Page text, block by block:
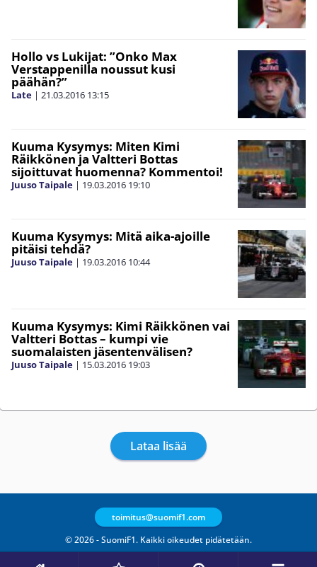
Hollo vs Lukijat: ”Onko Max
Verstappenilla noussut kusi
päähän?”
Late | 21.03.2016 13:15
Kuuma Kysymys: Miten Kimi
Räikkönen ja Valtteri Bottas
sijoittuvat huomenna? Kommentoi!
Juuso Taipale | 19.03.2016 19:10
Kuuma Kysymys: Mitä aika-ajoille
pitäisi tehdä?
Juuso Taipale | 19.03.2016 10:44
Kuuma Kysymys: Kimi Räikkönen vai
Valtteri Bottas – kumpi vie
suomalaisten jäsentenvälisen?
Juuso Taipale | 15.03.2016 19:03
Lataa lisää
© 2026 - SuomiF1. Kaikki oikeudet pidätetään.
toimitus@suomif1.com